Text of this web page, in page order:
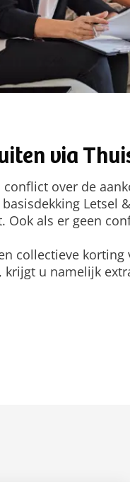
via
over de
Letsel
Ook als er geen
collectieve korting
u namelijk